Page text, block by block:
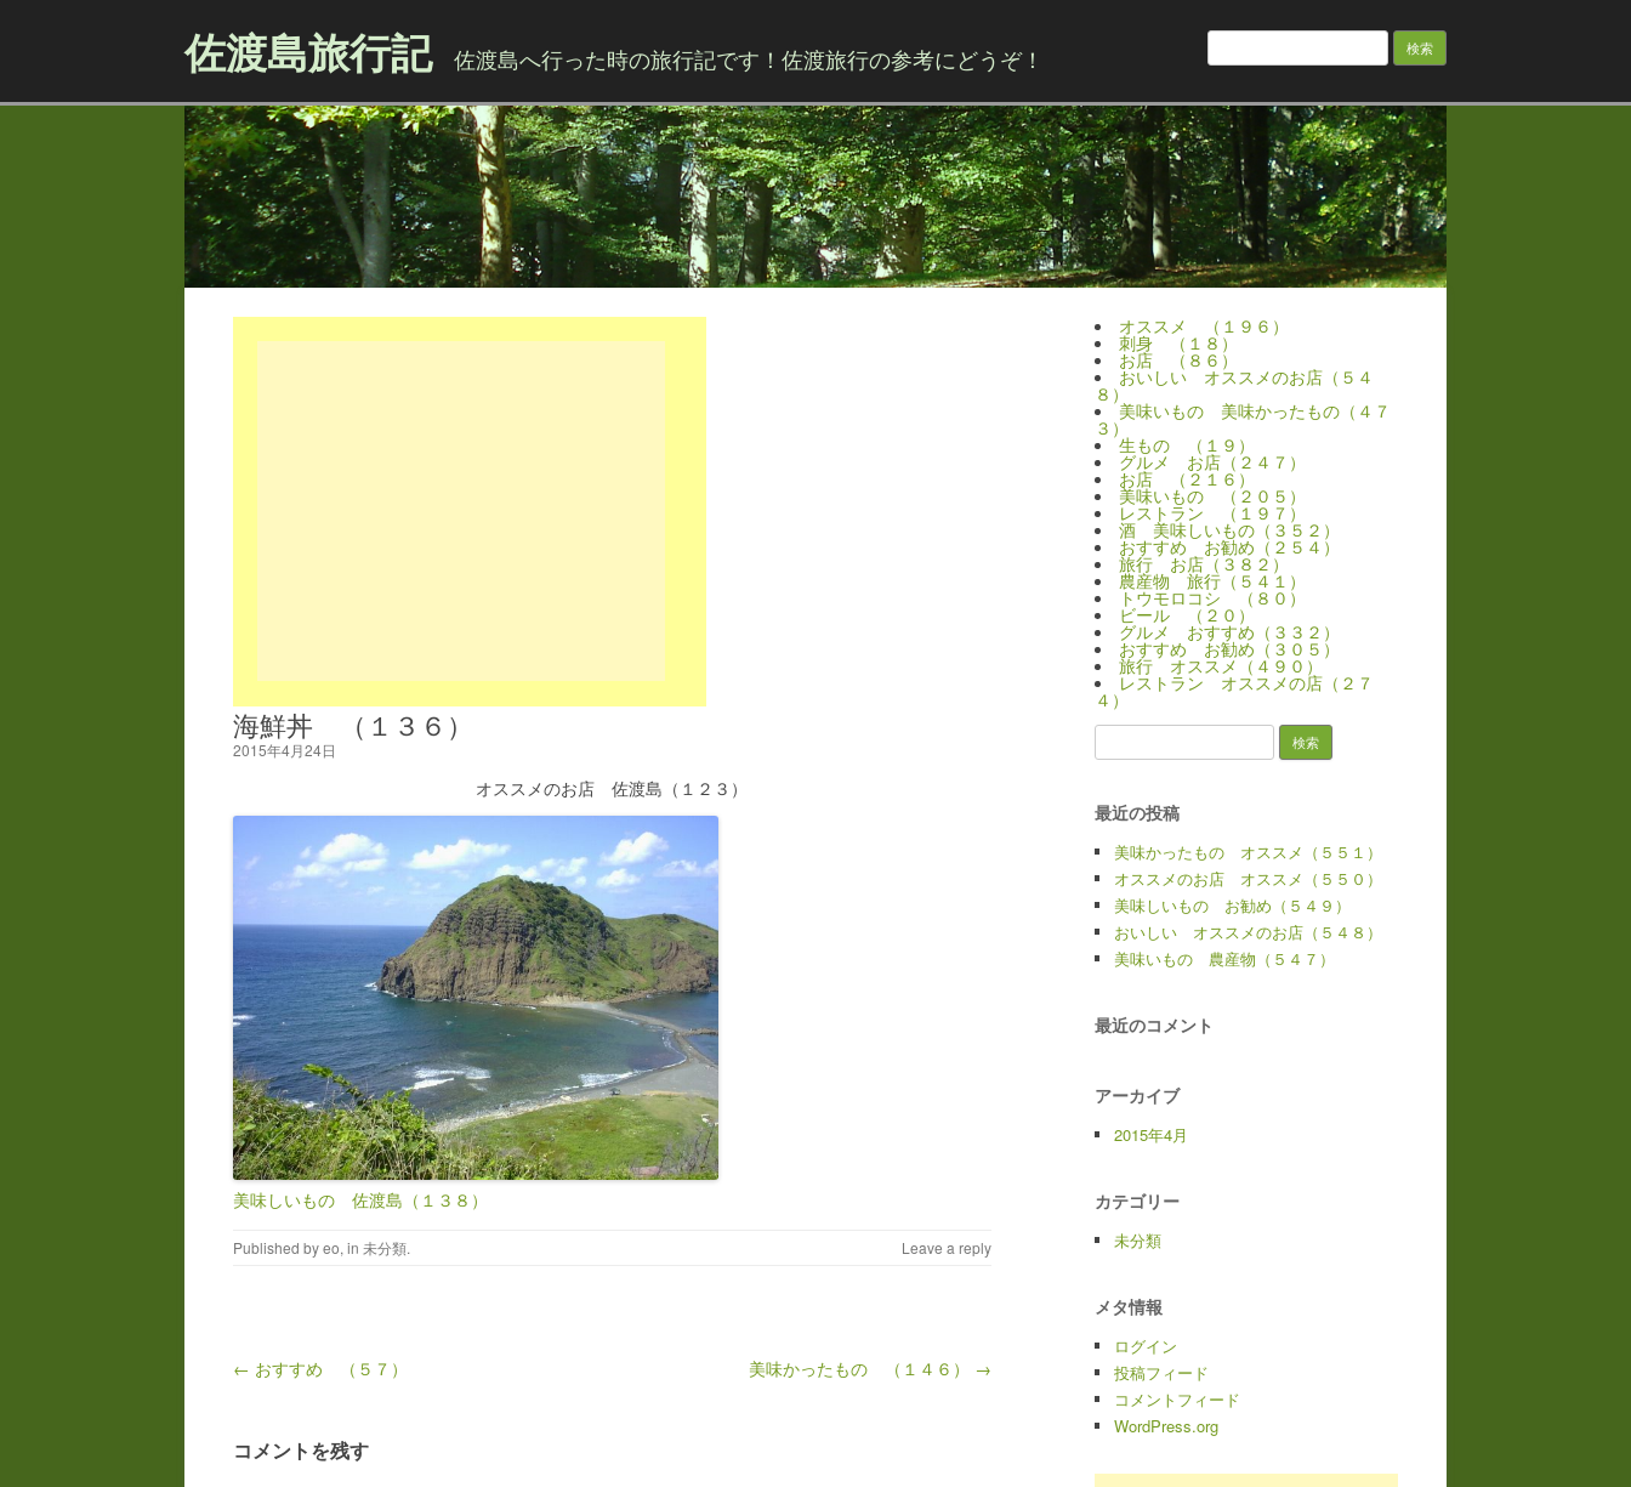
佐渡島旅行記 佐渡島へ行った時の旅行記です！佐渡旅行の参考にどうぞ！
検
海鮮丼 （１３６）
2015年4月24日
オススメのお店 佐渡島（１２３）
美味しいもの 佐渡島（１３８）
Published byeo, in 未分類. Leave a reply
Post navigation
← おすすめ （５７） 美味かったもの （１４６） →
コメントを残す
オススメ （１９６）
刺身 （１８）
お店 （８６）
おいしい オススメのお店（５４
８）
美味いもの 美味かったもの（４７
３）
生もの （１９）
グルメ お店（２４７）
お店 （２１６）
美味いもの （２０５）
レストラン （１９７）
酒 美味しいもの（３５２）
おすすめ お勧め（２５４）
旅行 お店（３８２）
農産物 旅行（５４１）
トウモロコシ （８０）
ビール （２０）
グルメ おすすめ（３３２）
おすすめ お勧め（３０５）
旅行 オススメ（４９０）
レストラン オススメの店（２７
４）
索:
最近の投稿
美味かったもの オススメ（５５１）
オススメのお店 オススメ（５５０）
美味しいもの お勧め（５４９）
おいしい オススメのお店（５４８）
美味いもの 農産物（５４７）
最近のコメント
アーカイブ
2015年4月
カテゴリー
未分類
メタ情報
ログイン
投稿フィード
コメントフィード
WordPress.org